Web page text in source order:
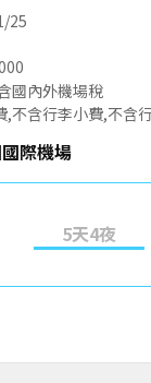
25
國內外機場稅
,不含行李小費,不含
際機場
5天4夜